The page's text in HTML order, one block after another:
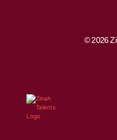
© 2026